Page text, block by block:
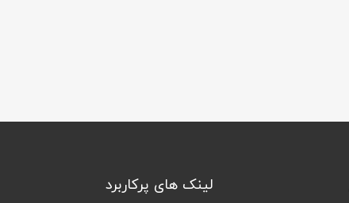
لینک های پرکاربرد